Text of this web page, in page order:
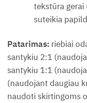
tekstūra gerai
suteikia
Patarimas: riebiai
santykiu 2:1
santykiu 1:1
(naudojant daugiau
naudoti skirtingoms